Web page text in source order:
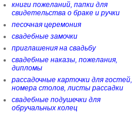
книги пожеланий, папки для
свидетельства о браке и ручки
песочная церемония
свадебные замочки
приглашения на свадьбу
свадебные наказы, пожелания,
дипломы
рассадочные карточки для гостей,
номера столов, листы рассадки
свадебные подушечки для
обручальных колец